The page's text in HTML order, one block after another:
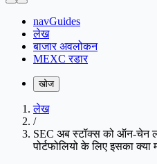
navGuides
लेख
बाजार अवलोकन
MEXC रडार
खोज
लेख
/
SEC अब स्टॉक्स को ऑन-चेन
पोर्टफोलियो के लिए इसका